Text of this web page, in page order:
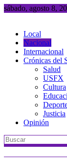
Saltar
sábado, agosto 8,
Local
Nacional
Internacional
Crónicas del
Salud
USFX
Cultura
Justicia
Opinión